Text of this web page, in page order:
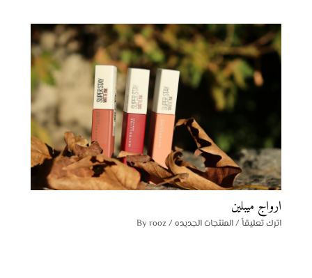
ارواج ميبلين
اترك تعليقاً/المنتجات الجديده / By
rooz